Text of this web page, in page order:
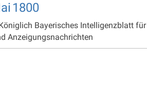
1800
Bayerisches Intelligenzblatt
Anzeigungsnachrichten